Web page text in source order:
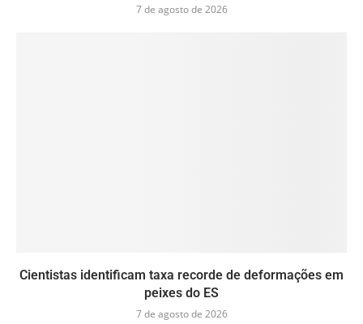
7 de agosto de 2026
Cientistas identificam taxa recorde de deformações em
peixes do ES
7 de agosto de 2026